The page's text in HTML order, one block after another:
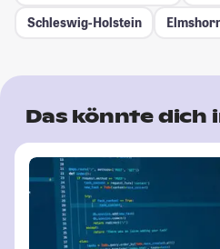
Schleswig-Holstein
Das könnte dich